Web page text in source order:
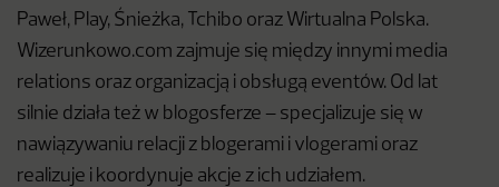
Paweł, Play, Śnieżka, Tchibo oraz Wirtualna Polska.
Wizerunkowo.com zajmuje się między innymi media
relations oraz organizacją i obsługą eventów. Od lat
silnie działa też w blogosferze – specjalizuje się w
nawiązywaniu relacji z blogerami i vlogerami oraz
realizuje i koordynuje akcje z ich udziałem.